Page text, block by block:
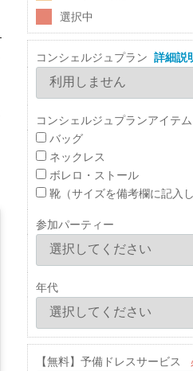
選択中
コンシェルジュプラン 詳細説
コンシェルジュプランアイテム
バッグ
ネックレス
ボレロ・ストール
靴（サイズを備考欄に記入
参加パーティー
年代
【無料】予備ドレスサービス